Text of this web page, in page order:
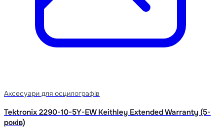
Аксесуари для осцилографів
Tektronix 2290-10-5Y-EW Keithley Extended Warranty (5-
років)